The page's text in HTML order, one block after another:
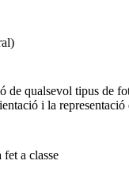
de qualsevol tipus de
i la
a classe